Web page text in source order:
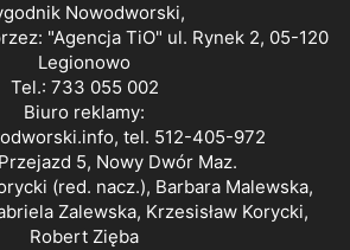
Nowodworski,
"Agencja TiO" ul. Rynek 2, 05-120
Legionowo
Tel.: 733 055 002
Biuro reklamy:
, tel. 512-405-972
5, Nowy Dwór Maz.
(red. nacz.), Barbara Malewska,
Zalewska, Krzesisław Korycki,
Robert Zięba